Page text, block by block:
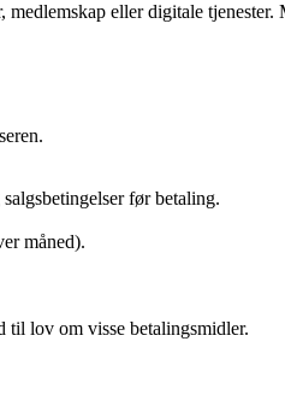
eller digitale
før betaling.
måned).
lov om visse betalingsmidler.